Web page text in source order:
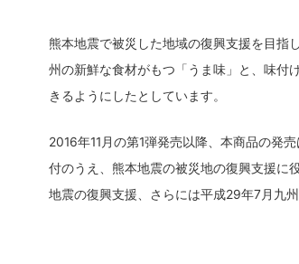
熊本地震で被災した地域の復興支援を目指
州の新鮮な食材がもつ「うま味」と、味付
きるようにしたとしています。
2016年11月の第1弾発売以降、本商品の発
付のうえ、熊本地震の被災地の復興支援に
地震の復興支援、さらには平成29年7月九